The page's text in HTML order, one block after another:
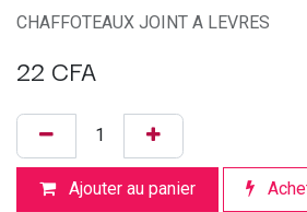
CHAFFOTEAUX JOINT A LEVRES
22 CFA
Ajouter au panier